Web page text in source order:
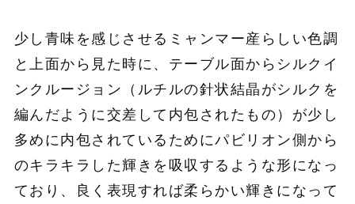
少し青味を感じさせるミャンマー産らしい色調
と上面から見た時に、テーブル面からシルクイ
ンクルージョン（ルチルの針状結晶がシルクを
編んだように交差して内包されたもの）が少し
多めに内包されているためにパビリオン側から
のキラキラした輝きを吸収するような形になっ
ており、良く表現すれば柔らかい輝きになって